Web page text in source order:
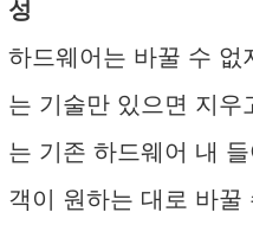
성
하드웨어는 바꿀 수 없
는 기술만 있으면 지우
는 기존 하드웨어 내
객이 원하는 대로 바꿀